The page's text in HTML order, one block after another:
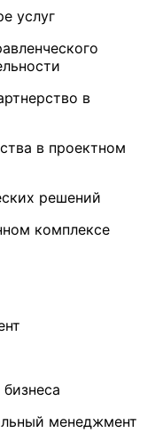
услуг
в
в проектном
решений
комплексе
менеджмент